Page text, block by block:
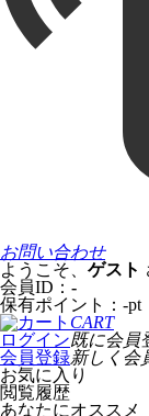
お問い合わせ
ようこそ、 ゲスト
会員ID： -
保有ポイント： -pt
CART
ログイン既に会員
会員登録新しく会
お気に入り
閲覧履歴
あなたにオススメ